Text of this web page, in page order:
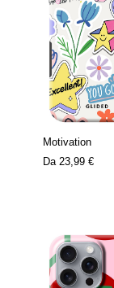
Motivation
Da 23,99 €